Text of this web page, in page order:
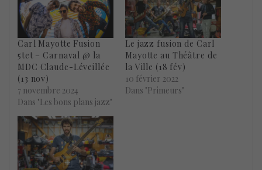
Carl Mayotte Fusion
5tet – Carnaval @ la
MDC Claude-Léveillée
(13 nov)
7 novembre 2024
Dans "Les bons plans jazz"
Le jazz fusion de Carl
Mayotte au Théâtre de
la Ville (18 fév)
10 février 2022
Dans "Primeurs"